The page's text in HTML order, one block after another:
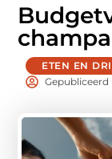
ETEN EN
Gepubliceerd